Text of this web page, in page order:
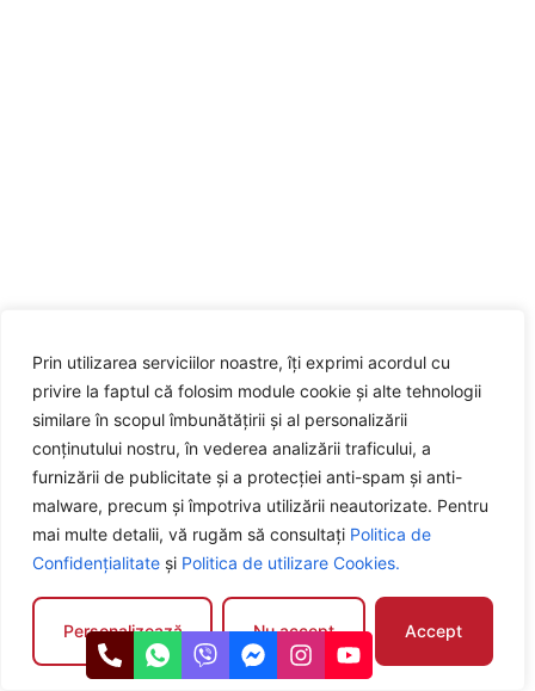
Prin utilizarea serviciilor noastre, îți exprimi acordul cu
privire la faptul că folosim module cookie și alte tehnologii
similare în scopul îmbunătățirii și al personalizării
conținutului nostru, în vederea analizării traficului, a
furnizării de publicitate și a protecției anti-spam și anti-
malware, precum și împotriva utilizării neautorizate. Pentru
mai multe detalii, vă rugăm să consultați Politica de
Confidențialitate și Politica de utilizare Cookies.
Personalizează Nu accept Accept